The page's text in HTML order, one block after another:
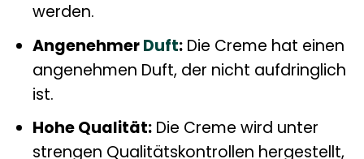
werden.
AngenehmerDuft:Die Creme hat einen
angenehmen Duft, der nicht aufdringlich
ist.
Hohe Qualität:Die Creme wird unter
strengen Qualitätskontrollen hergestellt,